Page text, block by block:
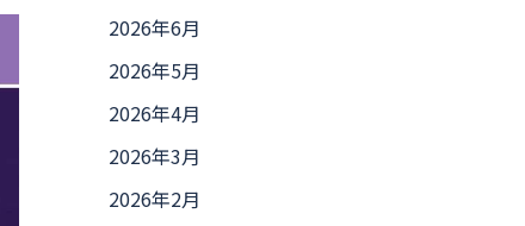
2026年6月
2026年5月
2026年4月
2026年3月
2026年2月